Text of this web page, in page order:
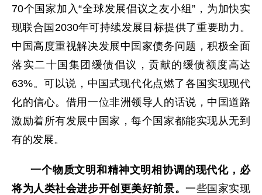
70个国家加入“全球发展倡议之友小组”，为加快实
现联合国2030年可持续发展目标提供了重要助力。
中国高度重视解决发展中国家债务问题，积极全面
落实二十国集团缓债倡议，贡献的缓债额度高达
63%。可以说，中国式现代化点燃了各国实现现代
化的信心。借用一位非洲领导人的话说，中国道路
激励着所有发展中国家，每个国家都能实现从无到
有的发展。
一个物质文明和精神文明相协调的现代化，必
将为人类社会进步开创更美好前景。一些国家实现